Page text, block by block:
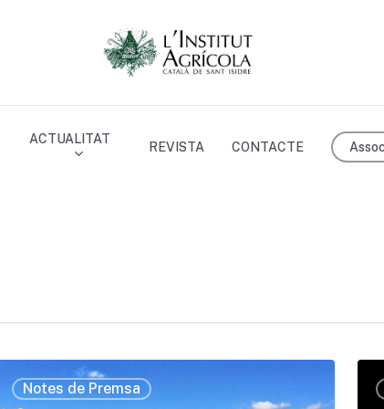
ACTUALITAT
REVISTA CONTACTE
Notes de Premsa